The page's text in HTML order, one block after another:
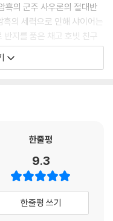
흑의 군주 사우론의 절대반
의 세력으로 인해 샤이어는
지를 품은 채고 호빗 친구
의 도움으로 깊은골에 도달
친구들과 간달프, 아라고
데……
지,
것은 절대반지!
한줄평
9.3
한줄평 쓰기